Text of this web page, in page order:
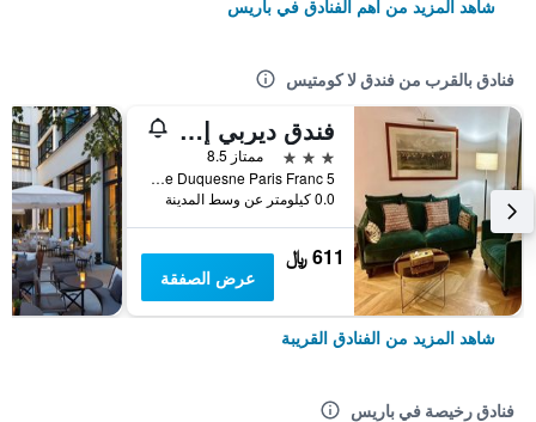
شاهد المزيد من أهم الفنادق في باريس
فنادق بالقرب من فندق لا كومتيس
فندق ديربي إيفل
3 نجوم
ممتاز 8.5
5 Avenue Duquesne Paris Franc, باريس, فرنسا
0.0 كيلومتر عن وسط المدينة
611 ﷼
عرض الصفقة
شاهد المزيد من الفنادق القريبة
فنادق رخيصة في باريس